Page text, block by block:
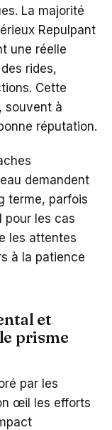
La majorité
Repulpant
une réelle
rides,
Cette
souvent à
réputation.
demandent
terme, parfois
pour les cas
les attentes
à la patience
et
prisme
par les
œil les efforts